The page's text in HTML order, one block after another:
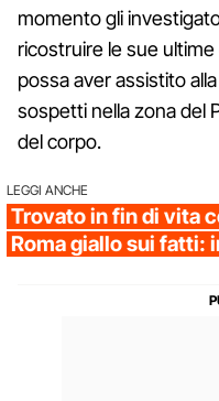
momento gli
ricostruire le sue
possa aver assistito
sospetti nella zona del
del corpo.
LEGGI ANCHE
Trovato in fin di vita
Roma giallo sui fatti: